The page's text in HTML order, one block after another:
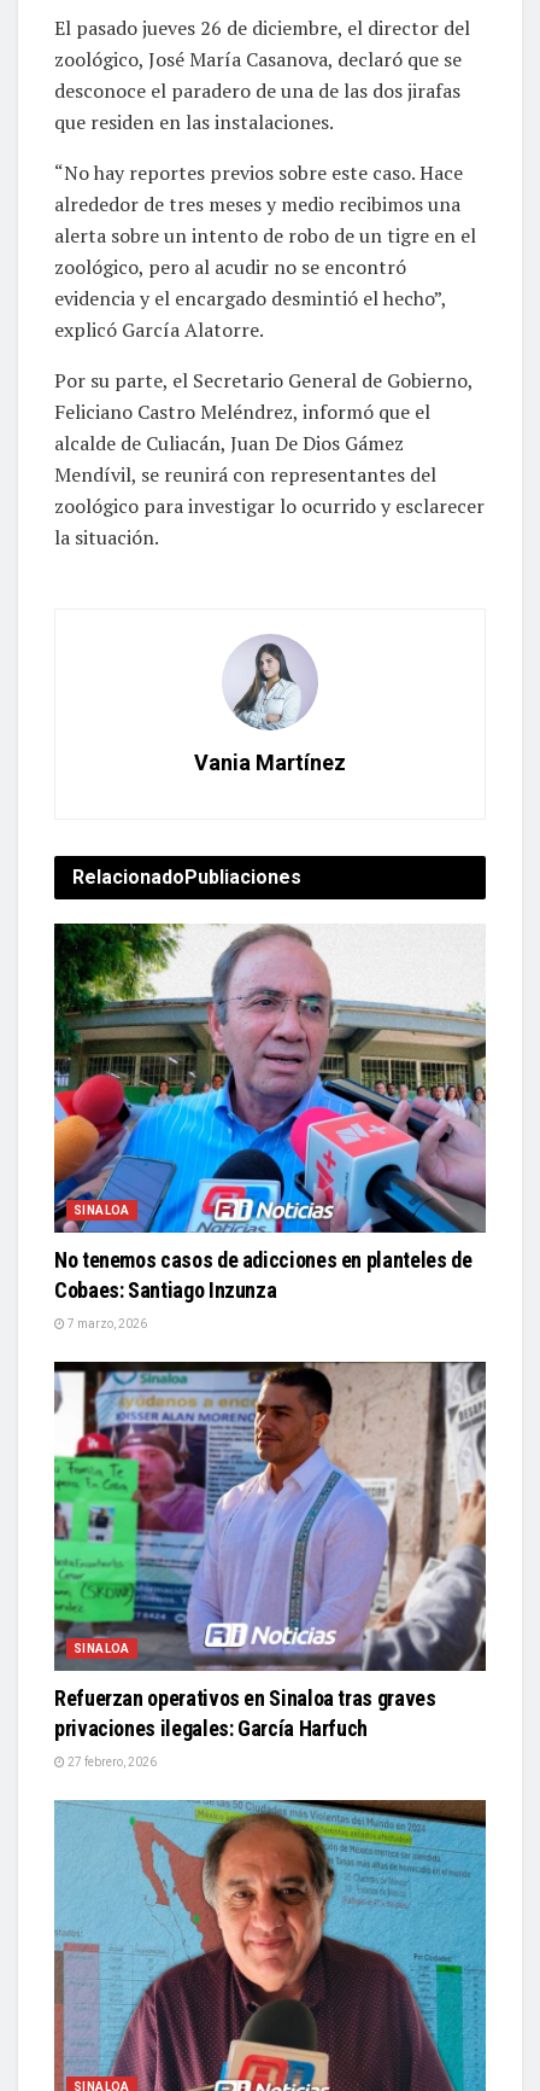
El pasado jueves 26 de diciembre, el director del
zoológico, José María Casanova, declaró que se
desconoce el paradero de una de las dos jirafas
que residen en las instalaciones.
“No hay reportes previos sobre este caso. Hace
alrededor de tres meses y medio recibimos una
alerta sobre un intento de robo de un tigre en el
zoológico, pero al acudir no se encontró
evidencia y el encargado desmintió el hecho”,
explicó García Alatorre.
Por su parte, el Secretario General de Gobierno,
Feliciano Castro Meléndrez, informó que el
alcalde de Culiacán, Juan De Dios Gámez
Mendívil, se reunirá con representantes del
zoológico para investigar lo ocurrido y esclarecer
la situación.
Vania Martínez
RelacionadoPubliaciones
SINALOA
No tenemos casos de adicciones en planteles de
Cobaes: Santiago Inzunza
7 marzo, 2026
SINALOA
Refuerzan operativos en Sinaloa tras graves
privaciones ilegales: García Harfuch
27 febrero, 2026
SINALOA